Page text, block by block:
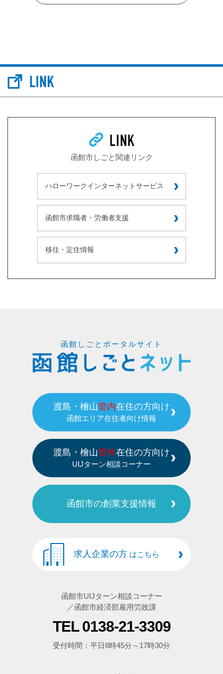
函館市しごと関連リンク
ハローワークインターネットサービス
函館市求職者・労働者支援
移住・定住情報
函館しごとポータルサイト
渡島・檜山管内在住の方向け
函館エリア在住者向け情報
渡島・檜山管外在住の方向け
UIJターン相談コーナー
函館市の創業支援情報
求人企業の方 はこちら
函館市UIJターン相談コーナー
／函館市経済部雇用労政課
TEL 0138-21-3309
受付時間：平日8時45分～17時30分